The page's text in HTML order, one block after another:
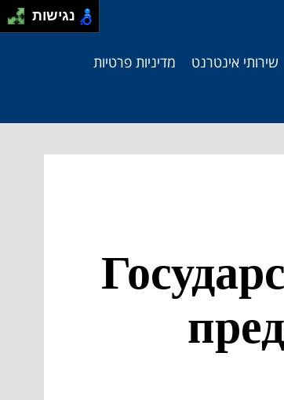
שירותי אינטרנט מדיניות פרטיות
נגישות